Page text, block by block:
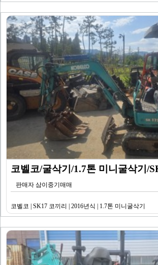
판매자 삼이중기매매
코벨코 | SK17 코끼리 | 2016년식 | 1.7톤 미니굴삭기